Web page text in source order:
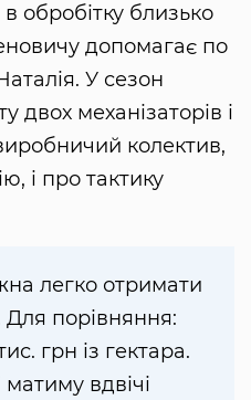
обробітку близько
допомагає по
У сезон
механізаторів і
колектив,
і про тактику
легко отримати
Для порівняння:
грн із гектара.
вдвічі